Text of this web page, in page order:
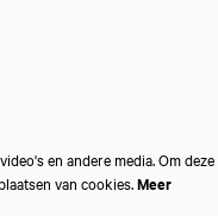
en andere media. Om deze
van cookies. Meer